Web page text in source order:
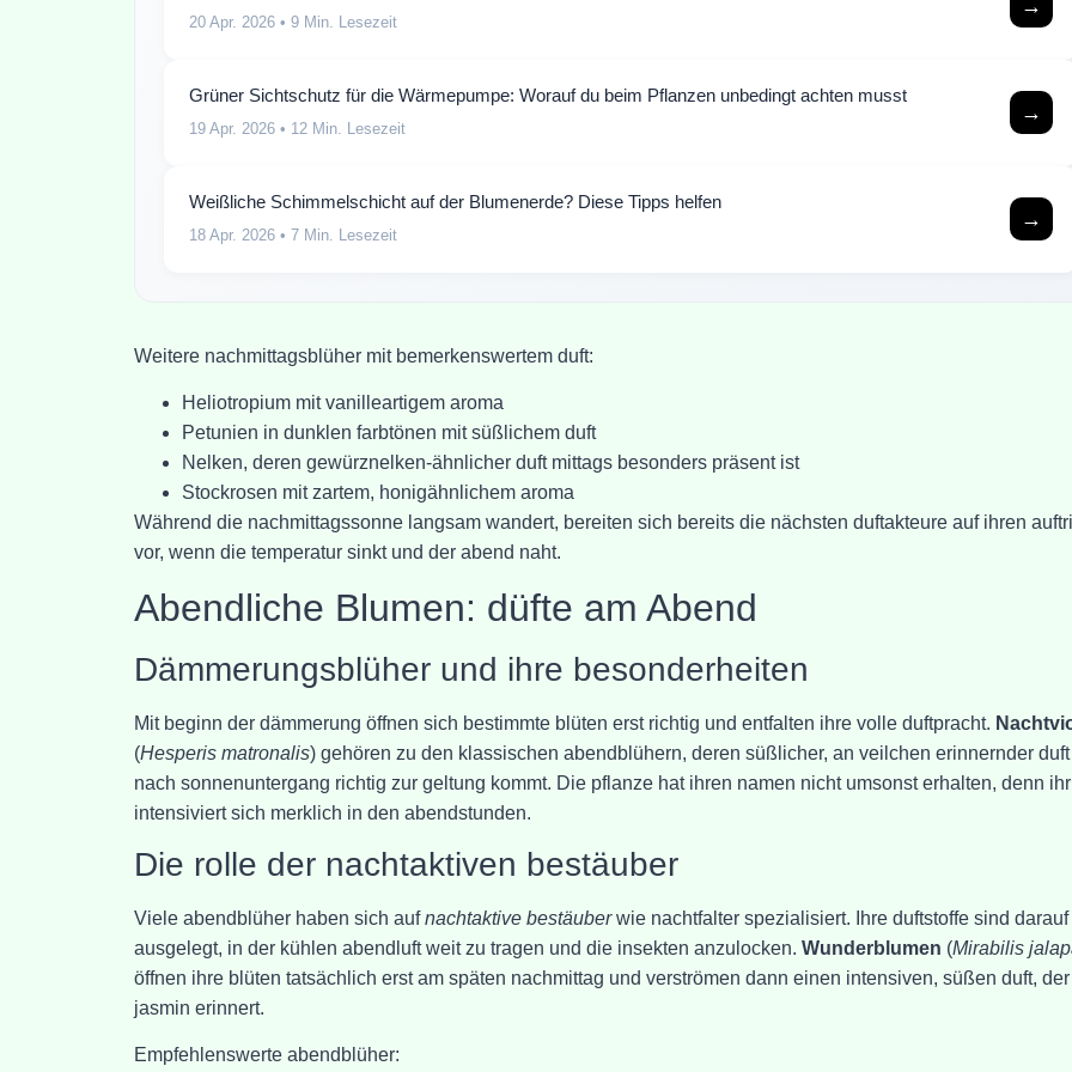
20 Apr. 2026 • 9 Min. Lesezeit
→
Grüner Sichtschutz für die Wärmepumpe: Worauf du beim Pflanzen unbedingt achten musst
19 Apr. 2026 • 12 Min. Lesezeit
→
Weißliche Schimmelschicht auf der Blumenerde? Diese Tipps helfen
18 Apr. 2026 • 7 Min. Lesezeit
→
Weitere nachmittagsblüher mit bemerkenswertem duft:
Heliotropium mit vanilleartigem aroma
Petunien in dunklen farbtönen mit süßlichem duft
Nelken, deren gewürznelken-ähnlicher duft mittags besonders präsent ist
Stockrosen mit zartem, honigähnlichem aroma
Während die nachmittagssonne langsam wandert, bereiten sich bereits die nächsten duftakteure auf ihren
vor, wenn die temperatur sinkt und der abend naht.
Abendliche Blumen: düfte am Abend
Dämmerungsblüher und ihre besonderheiten
Mit beginn der dämmerung öffnen sich bestimmte blüten erst richtig und entfalten ihre volle duftpracht.
(Hesperis matronalis) gehören zu den klassischen abendblühern, deren süßlicher, an veilchen erinnernder
nach sonnenuntergang richtig zur geltung kommt. Die pflanze hat ihren namen nicht umsonst erhalten, denn
intensiviert sich merklich in den abendstunden.
Die rolle der nachtaktiven bestäuber
Viele abendblüher haben sich aufnachtaktive bestäuberwie nachtfalter spezialisiert. Ihre duftstoffe sind darauf
ausgelegt, in der kühlen abendluft weit zu tragen und die insekten anzulocken. Wunderblumen (Mirabilis
öffnen ihre blüten tatsächlich erst am späten nachmittag und verströmen dann einen intensiven, süßen duft,
jasmin erinnert.
Empfehlenswerte abendblüher: